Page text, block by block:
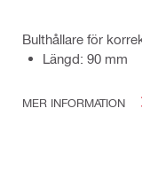
Bulthållare för
Längd: 90 mm
MER INFORMATION